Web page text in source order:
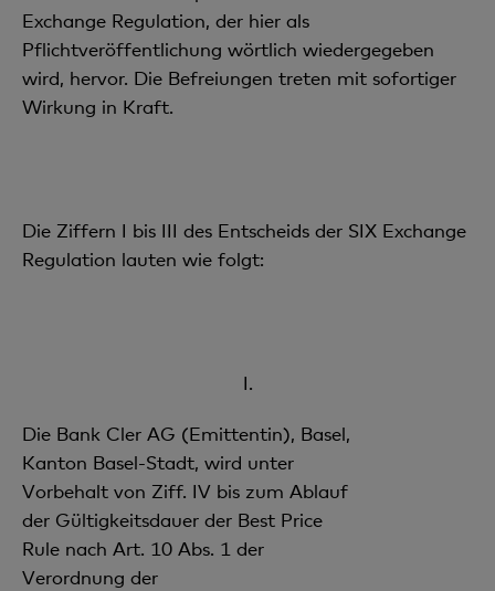
Exchange Regulation, der hier als
Pflichtveröffentlichung wörtlich wiedergegeben
wird, hervor. Die Befreiungen treten mit sofortiger
Wirkung in Kraft.
Die Ziffern I bis III des Entscheids der SIX Exchange
Regulation lauten wie folgt:
I.
Die Bank Cler AG (Emittentin), Basel,
Kanton Basel-Stadt, wird unter
Vorbehalt von Ziff. IV bis zum Ablauf
der Gültigkeitsdauer der Best Price
Rule nach Art. 10 Abs. 1 der
Verordnung der